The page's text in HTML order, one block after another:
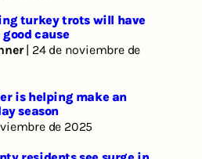
turkey trots will have
cause
| 24 de noviembre de
is helping make an
season
de 2025